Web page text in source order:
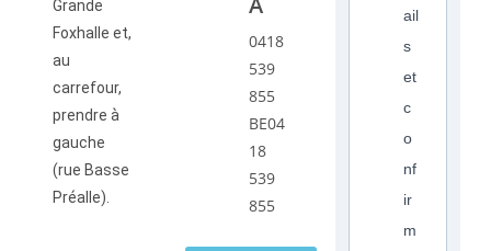
Grande
Foxhalle et,
au
carrefour,
prendre à
gauche
(rue Basse
Préalle).
0418
539
855
BE04
18
539
855
ail
s
et
c
o
nf
ir
m